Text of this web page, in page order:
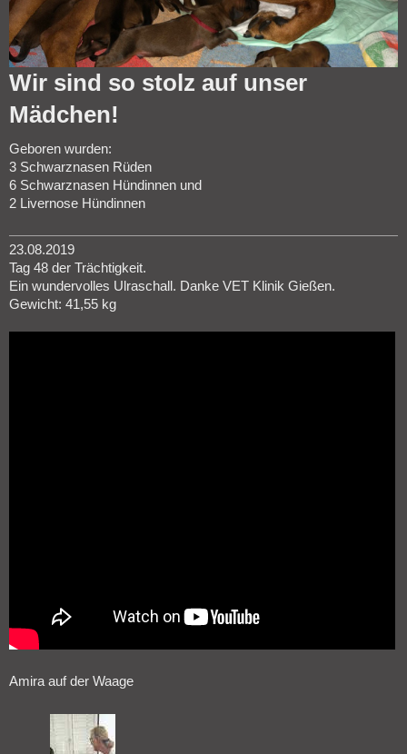
Wir sind so stolz auf unser
Mädchen!
Geboren wurden:
3 Schwarznasen Rüden
6 Schwarznasen Hündinnen und
2 Livernose Hündinnen
23.08.2019
Tag 48 der Trächtigkeit.
Ein wundervolles Ulraschall. Danke VET Klinik Gießen.
Gewicht: 41,55 kg
Amira auf der Waage